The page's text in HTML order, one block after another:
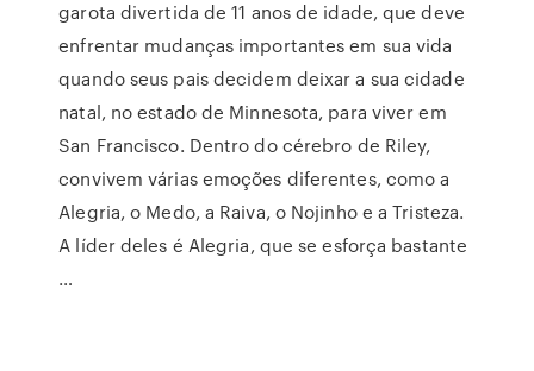
garota divertida de 11 anos de idade, que deve
enfrentar mudanças importantes em sua vida
quando seus pais decidem deixar a sua cidade
natal, no estado de Minnesota, para viver em
San Francisco. Dentro do cérebro de Riley,
convivem várias emoções diferentes, como a
Alegria, o Medo, a Raiva, o Nojinho e a Tristeza.
A líder deles é Alegria, que se esforça bastante
…